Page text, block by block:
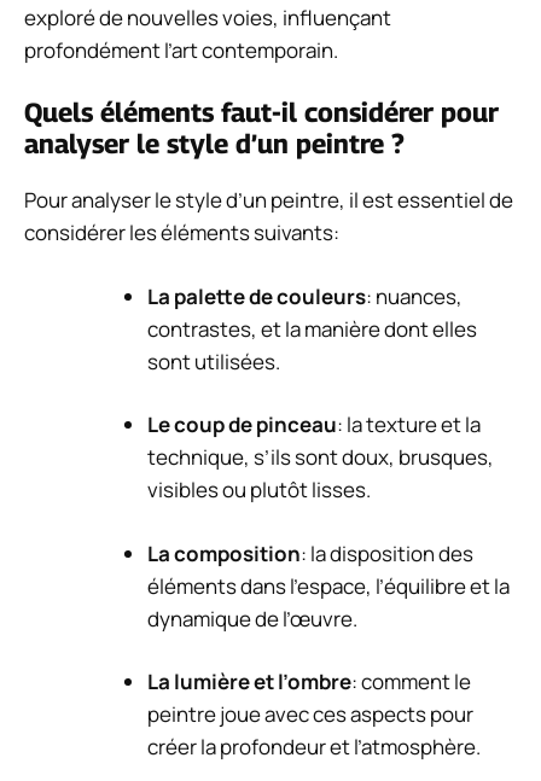
exploré de nouvelles voies, influençant
profondément l’art contemporain.
Quels éléments faut-il considérer pour
analyser le style d’un peintre ?
Pour analyser le style d’un peintre, il est essentiel de
considérer les éléments suivants:
La palette de couleurs: nuances,
contrastes, et la manière dont elles
sont utilisées.
Le coup de pinceau: la texture et la
technique, s’ils sont doux, brusques,
visibles ou plutôt lisses.
La composition: la disposition des
éléments dans l’espace, l’équilibre et la
dynamique de l’œuvre.
La lumière et l’ombre: comment le
peintre joue avec ces aspects pour
créer la profondeur et l’atmosphère.